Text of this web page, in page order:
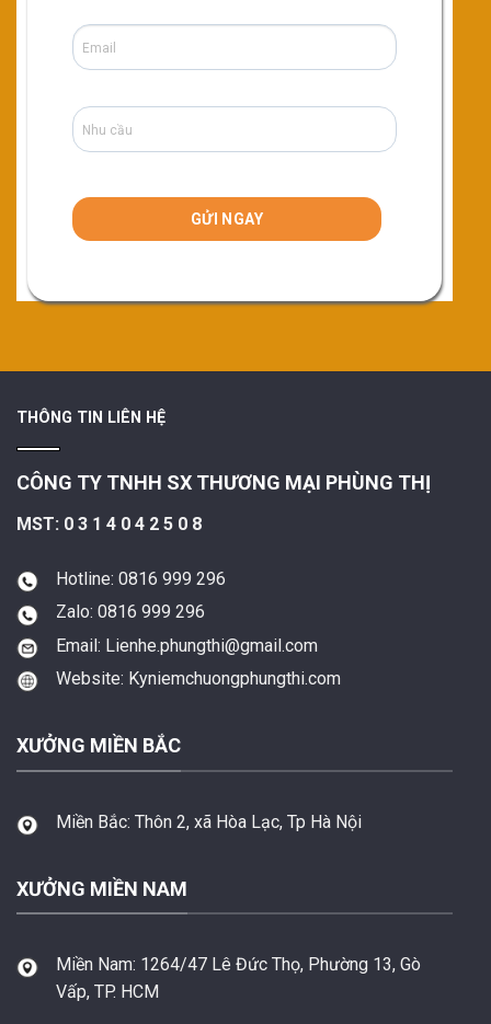
THÔNG TIN LIÊN HỆ
CÔNG TY TNHH SX THƯƠNG MẠI PHÙNG THỊ
MST: 0 3 1 4 0 4 2 5 0 8
Hotline: 0816 999 296
Zalo: 0816 999 296
Email: Lienhe.phungthi@gmail.com
Website: Kyniemchuongphungthi.com
XƯỞNG MIỀN BẮC
Miền Bắc: Thôn 2, xã Hòa Lạc, Tp Hà Nội
XƯỞNG MIỀN NAM
Miền Nam: 1264/47 Lê Đức Thọ, Phường 13, Gò
Vấp, TP. HCM